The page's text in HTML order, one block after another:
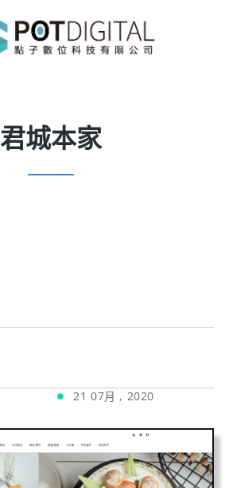
君城本家
21 07月 , 2020